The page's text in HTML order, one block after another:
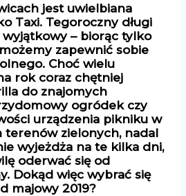
jest uwielbiana
Taxi. Tegoroczny długi
– biorąc tylko
zapewnić sobie
Choć wielu
rok coraz chętniej
do znajomych
ogródek czy
urządzenia pikniku w
terenów zielonych, nadal
wyjeżdża na te kilka dni,
oderwać się od
Dokąd więc wybrać się
majowy 2019?